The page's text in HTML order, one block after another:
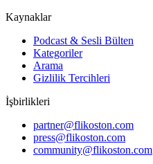
Kaynaklar
Podcast & Sesli Bülten
Kategoriler
Arama
Gizlilik Tercihleri
İşbirlikleri
partner@flikoston.com
press@flikoston.com
community@flikoston.com